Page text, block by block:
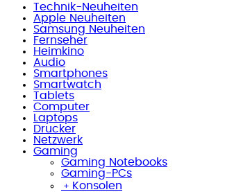
Technik-Neuheiten
Apple Neuheiten
Samsung Neuheiten
Fernseher
Heimkino
Audio
Smartphones
Smartwatch
Tablets
Computer
Laptops
Drucker
Netzwerk
Gaming
Gaming Notebooks
Gaming-PCs
﹢ Konsolen